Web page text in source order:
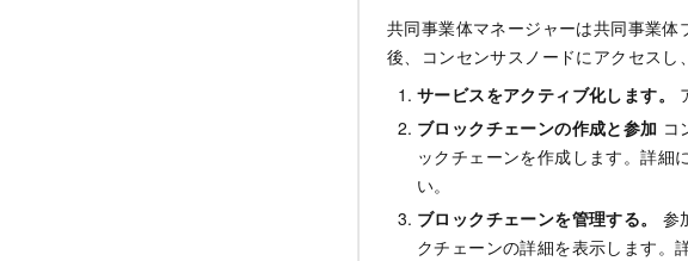
共同事業体マネージャーは共同事業
後、コンセンサスノードにアクセスし
サービスをアクティブ化します。
ブロックチェーンの作成と参加 コ
ックチェーンを作成します。詳細
い。
ブロックチェーンを管理する。
参
クチェーンの詳細を表示します。